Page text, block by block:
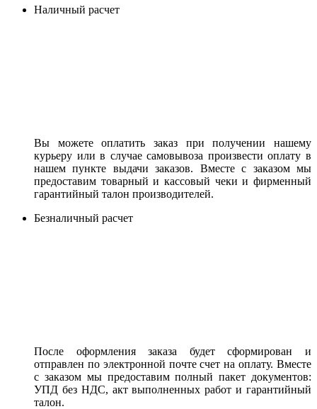
Наличный расчет
Вы можете оплатить заказ при получении нашему
курьеру или в случае самовывоза произвести оплату в
нашем пункте выдачи заказов. Вместе с заказом мы
предоставим товарный и кассовый чеки и фирменный
гарантийный талон производителей.
Безналичный расчет
После оформления заказа будет сформирован и
отправлен по электронной почте счет на оплату. Вместе
с заказом мы предоставим полный пакет документов:
УПД без НДС, акт выполненных работ и гарантийный
талон.